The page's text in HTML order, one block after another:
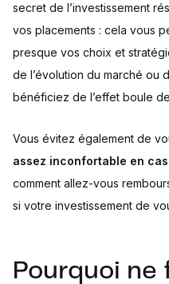
secret de l’investissement
vos placements : cela vous
presque vos choix et
de l’évolution du marché ou
bénéficiez de l’effet boule
Vous évitez également de
assez inconfortable en
comment allez-vous
si votre investissement de
Pourquoi ne